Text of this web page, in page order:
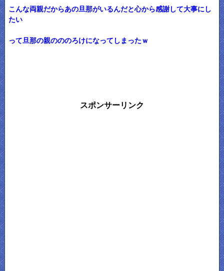
こんな両親だからあの旦那がいるんだと心から感謝して大事にし
たい
って旦那の親のののろけになってしまったｗ
スポンサーリンク